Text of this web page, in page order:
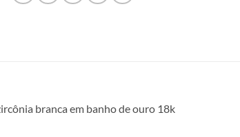
branca em banho de ouro 18k